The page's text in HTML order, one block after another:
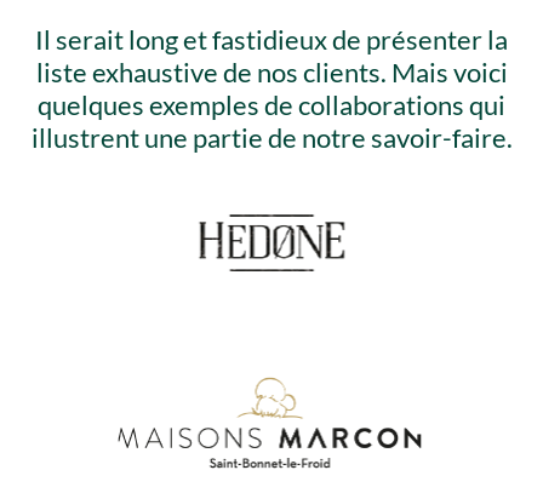
Il serait long et fastidieux de présenter la
liste exhaustive de nos clients. Mais voici
quelques exemples de collaborations qui
illustrent une partie de notre savoir-faire.